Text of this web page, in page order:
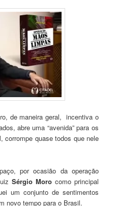
de maneira geral, incentiva o
abre uma “avenida” para os
corrompe quase todos que nele
por ocasião da operação
Sérgio Moro como principal
um conjunto de sentimentos
novo tempo para o Brasil.